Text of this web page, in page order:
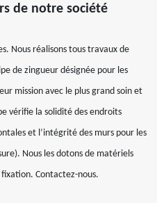
de notre société
Nous réalisons tous travaux de
de zingueur désignée pour les
mission avec le plus grand soin et
vérifie la solidité des endroits
et l’intégrité des murs pour les
Nous les dotons de matériels
Contactez-nous.